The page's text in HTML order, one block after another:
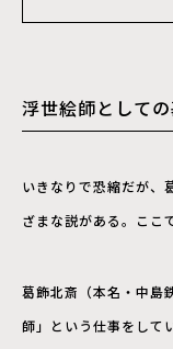
浮世絵師として
いきなりで恐縮だが、
ざまな説がある。ここ
葛飾北斎（本名・中島
師」という仕事をして